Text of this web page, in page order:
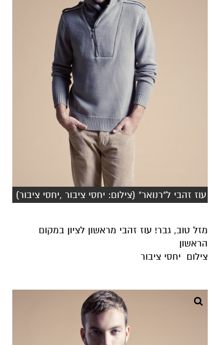
עוז זהבי ל"רנואר" (צילום: יחסי ציבור ,יחסי ציבור)
מזל טוב, גבר! עוז זהבי מראשון לציון במקום
הראשון
צילום׃ יחסי ציבור